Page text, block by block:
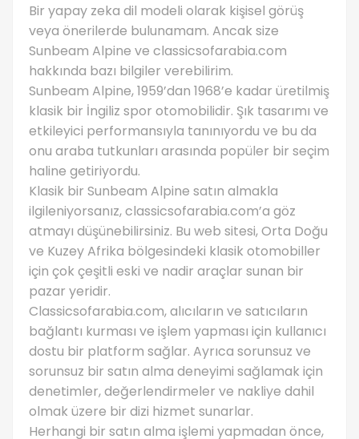
Bir yapay zeka dil modeli olarak kişisel görüş
veya önerilerde bulunamam. Ancak size
Sunbeam Alpine ve classicsofarabia.com
hakkında bazı bilgiler verebilirim.
Sunbeam Alpine, 1959’dan 1968’e kadar üretilmiş
klasik bir İngiliz spor otomobilidir. Şık tasarımı ve
etkileyici performansıyla tanınıyordu ve bu da
onu araba tutkunları arasında popüler bir seçim
haline getiriyordu.
Klasik bir Sunbeam Alpine satın almakla
ilgileniyorsanız, classicsofarabia.com’a göz
atmayı düşünebilirsiniz. Bu web sitesi, Orta Doğu
ve Kuzey Afrika bölgesindeki klasik otomobiller
için çok çeşitli eski ve nadir araçlar sunan bir
pazar yeridir.
Classicsofarabia.com, alıcıların ve satıcıların
bağlantı kurması ve işlem yapması için kullanıcı
dostu bir platform sağlar. Ayrıca sorunsuz ve
sorunsuz bir satın alma deneyimi sağlamak için
denetimler, değerlendirmeler ve nakliye dahil
olmak üzere bir dizi hizmet sunarlar.
Herhangi bir satın alma işlemi yapmadan önce,